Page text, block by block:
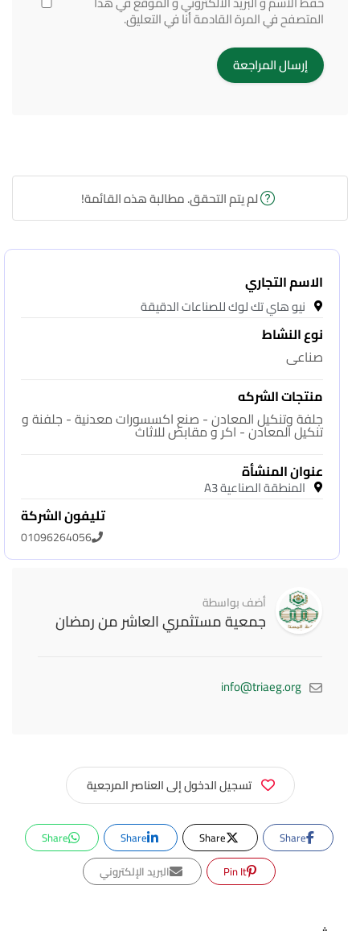
المتصفح في المرة القادمة أنا في التعليق.
لم يتم التحقق. مطالبة هذه القائمة!
الاسم التجاري
نيو هاي تك لوك للصناعات الدقيقة
نوع النشاط
صناعى
منتجات الشركه
جلفة وتنكيل المعادن - صنع اكسسورات معدنية - جلفنة و
تنكيل المعادن - اكر و مقابض للاثاث
عنوان المنشأة
المنطقة الصناعية A3
تليفون الشركة
01096264056
أضف بواسطة
جمعية مستثمري العاشر من رمضان
info@triaeg.org
تسجيل الدخول إلى العناصر المرجعية
Share
Share
Share
Share
Pin It
البريد الإلكتروني